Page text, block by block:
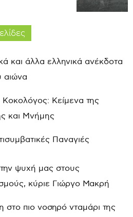
και άλλα ελληνικά ανέκδοτα
αιώνα
Κοκολόγος: Κείμενα της
και Μνήμης
Παναγιές
ψυχή μας στους
κύριε Γιώργο Μακρή
στο πιο νοσηρό νταμάρι της